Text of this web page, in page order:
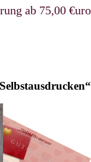
The
options
product
75,00 €uro in